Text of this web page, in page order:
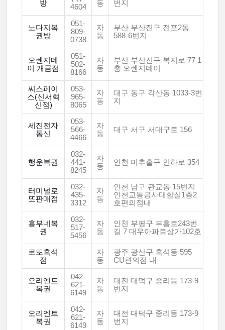
방
4604
동 번지
노다지복
권방
051-
809-
0738
자
동
부산 부산진구 전포2동
588-6번지
오렌지데
이 개금점
051-
502-
8166
자
동
부산 부산진구 복지로 77 1
층 오렌지데이
씨스페이
스(신서혁
신점)
053-
965-
8065
자
동
대구 동구 각산동 1033-3번
지
세진전자
통신
053-
566-
4466
자
동
대구 서구 서대구로 156
행운복권
032-
441-
8245
자
동
인천 미추홀구 인하로 354
터미널로
또판매점
032-
435-
3312
자
동
인천 남구 관교동 15번지
인천교통공사대합실1층2
호편의점내
흥부네복
권
032-
517-
5456
자
동
인천 부평구 부흥로243번
길 7 대우아파트상가102호
로또흑석
점
자
동
광주 광산구 흑석동 595
CU편의점 내
오리엔트
복권
042-
621-
6149
자
동
대전 대덕구 중리동 173-9
번지
오리엔트
복권
042-
621-
6149
자
동
대전 대덕구 중리동 173-9
번지